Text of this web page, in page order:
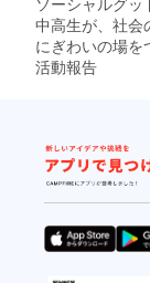
中高生が、社会
にぎわいの場を
活動報告